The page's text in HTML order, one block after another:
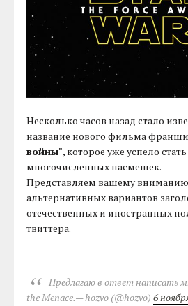
Несколько часов назад стало
название нового фильма
войны", которое уже успело
многочисленных насмешек.
Представляем вашему
альтернативных вариантов
отечественных и иностранных
твиттера.
Предлагаю в ответ написать
the Menace.— hozvo (@hozvo)6